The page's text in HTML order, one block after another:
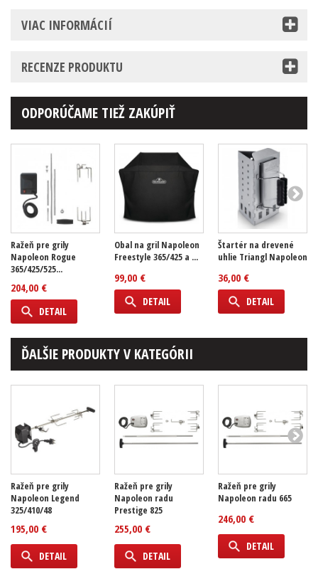
VIAC INFORMÁCIÍ
RECENZE PRODUKTU
ODPORÚČAME TIEŽ ZAKÚPIŤ
Ražeň pre grily
Napoleon Rogue
365/425/525...
204,00 €
DETAIL
Obal na gril Napoleon
Freestyle 365/425 a ...
99,00 €
DETAIL
Štartér na drevené
uhlie Triangl Napoleon
36,00 €
DETAIL
ĎALŠIE PRODUKTY V KATEGÓRII
Ražeň pre grily
Napoleon Legend
325/410/48
195,00 €
DETAIL
Ražeň pre grily
Napoleon radu
Prestige 825
255,00 €
DETAIL
Ražeň pre grily
Napoleon radu 665
246,00 €
DETAIL